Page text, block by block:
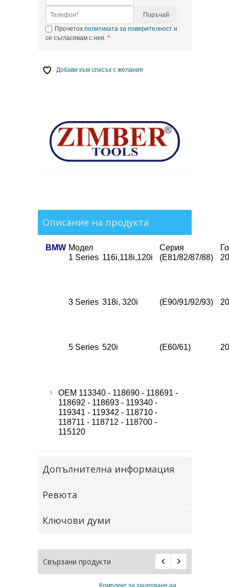
Поръчай
Прочетох политиката за поверителности
се съгласявам с нея.
Добави към списък с желания
Описание на продукта
BMW Модел Серия
1 Series 116i,118i,120i (E81/82/87/88)
3 Series 318i, 320i (E90/91/92/93)
5 Series 520i (E60/61)
OEM 113340 - 118690 - 118691 -
118692 - 118693 - 119340 -
119341 - 119342 - 118710 -
118711 - 118712 - 118700 -
115120
Допълнителна информация
Ревюта
Ключови думи
Свързани продукти
Фиксатор за